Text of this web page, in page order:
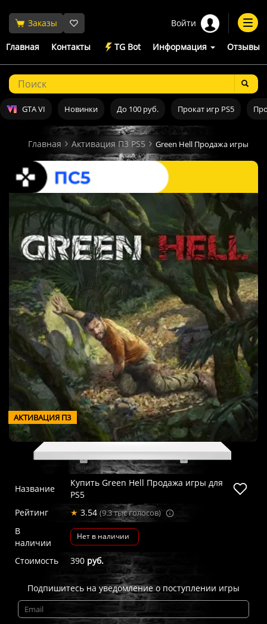
Заказы Войти
Главная Контакты TG Bot Информация Отзывы
GTA VI Новинки До 100 руб. Прокат игр PS5
Главная Активация П3 PS5 Green Hell Продажа игры
АКТИВАЦИЯ П3
Название
Купить Green Hell Продажа игры для
PS5
Рейтинг
★ 3.54 (9.3 тыс голосов)
В
наличии
Нет в наличии
Стоимость 390 руб.
Подпишитесь на уведомление о поступлении игры